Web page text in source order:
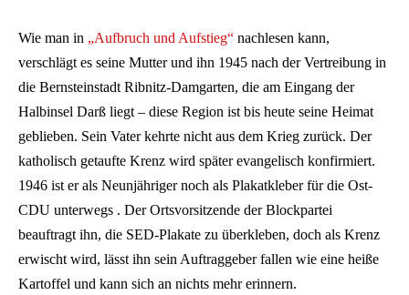
Wie man in „Aufbruch und Aufstieg“ nachlesen kann,
verschlägt es seine Mutter und ihn 1945 nach der Vertreibung in
die Bernsteinstadt Ribnitz-Damgarten, die am Eingang der
Halbinsel Darß liegt – diese Region ist bis heute seine Heimat
geblieben. Sein Vater kehrte nicht aus dem Krieg zurück. Der
katholisch getaufte Krenz wird später evangelisch konfirmiert.
1946 ist er als Neunjähriger noch als Plakatkleber für die Ost-
CDU unterwegs . Der Ortsvorsitzende der Blockpartei
beauftragt ihn, die SED-Plakate zu überkleben, doch als Krenz
erwischt wird, lässt ihn sein Auftraggeber fallen wie eine heiße
Kartoffel und kann sich an nichts mehr erinnern.